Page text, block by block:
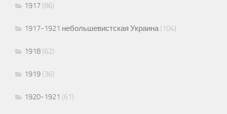
1917 (86)
1917-1921 небольшевистская Украина(104)
1918 (62)
1919 (36)
1920-1921 (61)